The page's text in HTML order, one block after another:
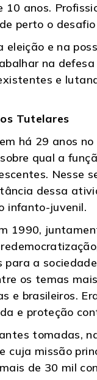
anos.
perto o
e na
na
e
Tutelares
há 29 anos
qual a
Nesse
dessa
infanto-juvenil.
1990,
a
os temas
e brasileiros.
e proteção
tomadas,
cuja missão
de 30 mil